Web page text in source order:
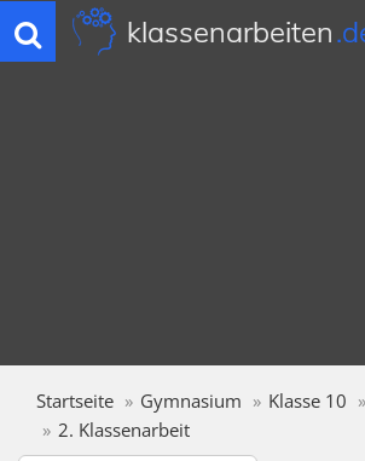
Toggle
navigation
klassenarbeiten
Startseite Gymnasium Klasse 10
2. Klassenarbeit